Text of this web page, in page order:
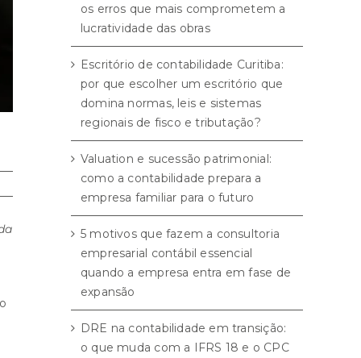
os erros que mais comprometem a
lucratividade das obras
Escritório de contabilidade Curitiba:
por que escolher um escritório que
domina normas, leis e sistemas
regionais de fisco e tributação?
Valuation e sucessão patrimonial:
como a contabilidade prepara a
empresa familiar para o futuro
5 motivos que fazem a consultoria
empresarial contábil essencial
quando a empresa entra em fase de
expansão
DRE na contabilidade em transição:
o que muda com a IFRS 18 e o CPC